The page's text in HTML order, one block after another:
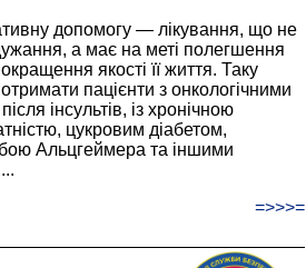
допомогу — лікування, що не
а має на меті полегшення
якості її життя. Таку
пацієнти з онкологічними
інсультів, із хронічною
цукровим діабетом,
Альцгеймера та іншими
=>>>=